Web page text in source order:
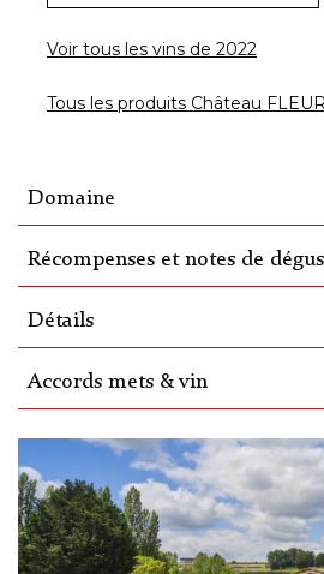
Voir tous les vins de 2022
Tous les produits Château
Domaine
Récompenses et notes de
Détails
Accords mets & vin